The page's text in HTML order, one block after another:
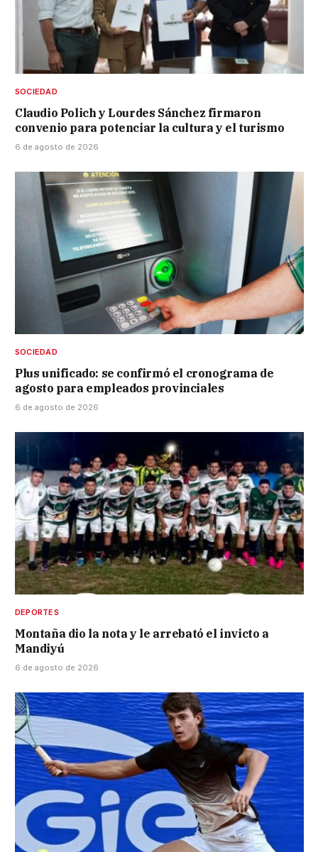
SOCIEDAD
Claudio Polich y Lourdes Sánchez firmaron
convenio para potenciar la cultura y el turismo
6 de agosto de 2026
SOCIEDAD
Plus unificado: se confirmó el cronograma de
agosto para empleados provinciales
6 de agosto de 2026
DEPORTES
Montaña dio la nota y le arrebató el invicto a
Mandiyú
6 de agosto de 2026